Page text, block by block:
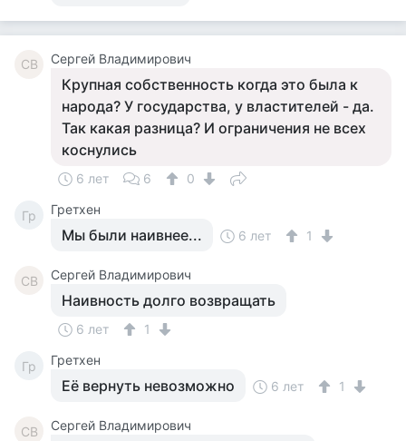
СВ Сергей Владимирович
Крупная собственность когда это была к
народа? У государства, у властителей - да.
Так какая разница? И ограничения не всех
коснулись
6 лет 6 0
Гр Гретхен
Мы были наивнее... 6 лет 1
СВ Сергей Владимирович
Наивность долго возвращать
6 лет 1
Гр Гретхен
Её вернуть невозможно 6 лет 1
СВ Сергей Владимирович